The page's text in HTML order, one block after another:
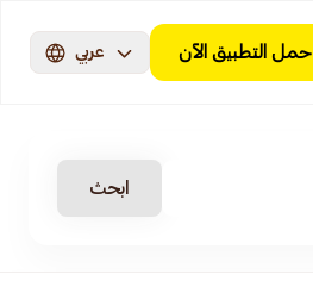
حمل التطبيق الآن عربي
ابحث